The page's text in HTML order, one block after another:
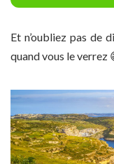
Et n’oubliez pas de
quand vous le verrez